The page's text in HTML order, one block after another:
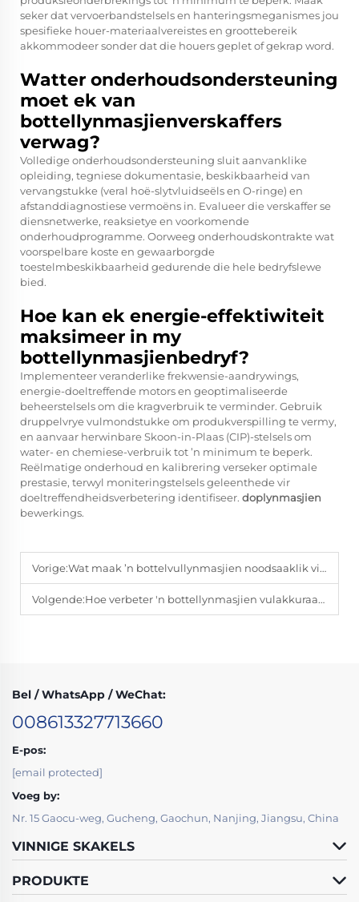
seker dat vervoerbandstelsels en hanteringsmeganismes jou
spesifieke houer-materiaalvereistes en groottebereik
akkommodeer sonder dat die houers geplet of gekrap word.
Watter onderhoudsondersteuning
moet ek van
bottellynmasjienverskaffers
verwag?
Volledige onderhoudsondersteuning sluit aanvanklike
opleiding, tegniese dokumentasie, beskikbaarheid van
vervangstukke (veral hoë-slytvluidseëls en O-ringe) en
afstanddiagnostiese vermoëns in. Evalueer die verskaffer se
diensnetwerke, reaksietye en voorkomende
onderhoudprogramme. Oorweeg onderhoudskontrakte wat
voorspelbare koste en gewaarborgde
toestelmbeskikbaarheid gedurende die hele bedryfslewe
bied.
Hoe kan ek energie-effektiwiteit
maksimeer in my
bottellynmasjienbedryf?
Implementeer veranderlike frekwensie-aandrywings,
energie-doeltreffende motors en geoptimaliseerde
beheerstelsels om die kragverbruik te verminder. Gebruik
druppelvrye vulmondstukke om produkverspilling te vermy,
en aanvaar herwinbare Skoon-in-Plaas (CIP)-stelsels om
water- en chemiese-verbruik tot ’n minimum te beperk.
Reëlmatige onderhoud en kalibrering verseker optimale
prestasie, terwyl moniteringstelsels geleenthede vir
doeltreffendheidsverbetering identifiseer. doplynmasjien
bewerkings.
Vorige:Wat maak ’n bottelvullynmasjien noodsaaklik vir drankproduksie?
Volgende:Hoe verbeter 'n bottellynmasjien vulakkuraatheid?
Bel / WhatsApp / WeChat:
008613327713660
E-pos:
[email protected]
Voeg by:
Nr. 15 Gaocu-weg, Gucheng, Gaochun, Nanjing, Jiangsu, China
VINNIGE SKAKELS
PRODUKTE